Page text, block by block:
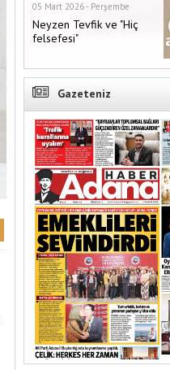
05 Mart 2026 - Perşembe
Neyzen Tevfik ve "Hiç
felsefesi"
Gazeteniz